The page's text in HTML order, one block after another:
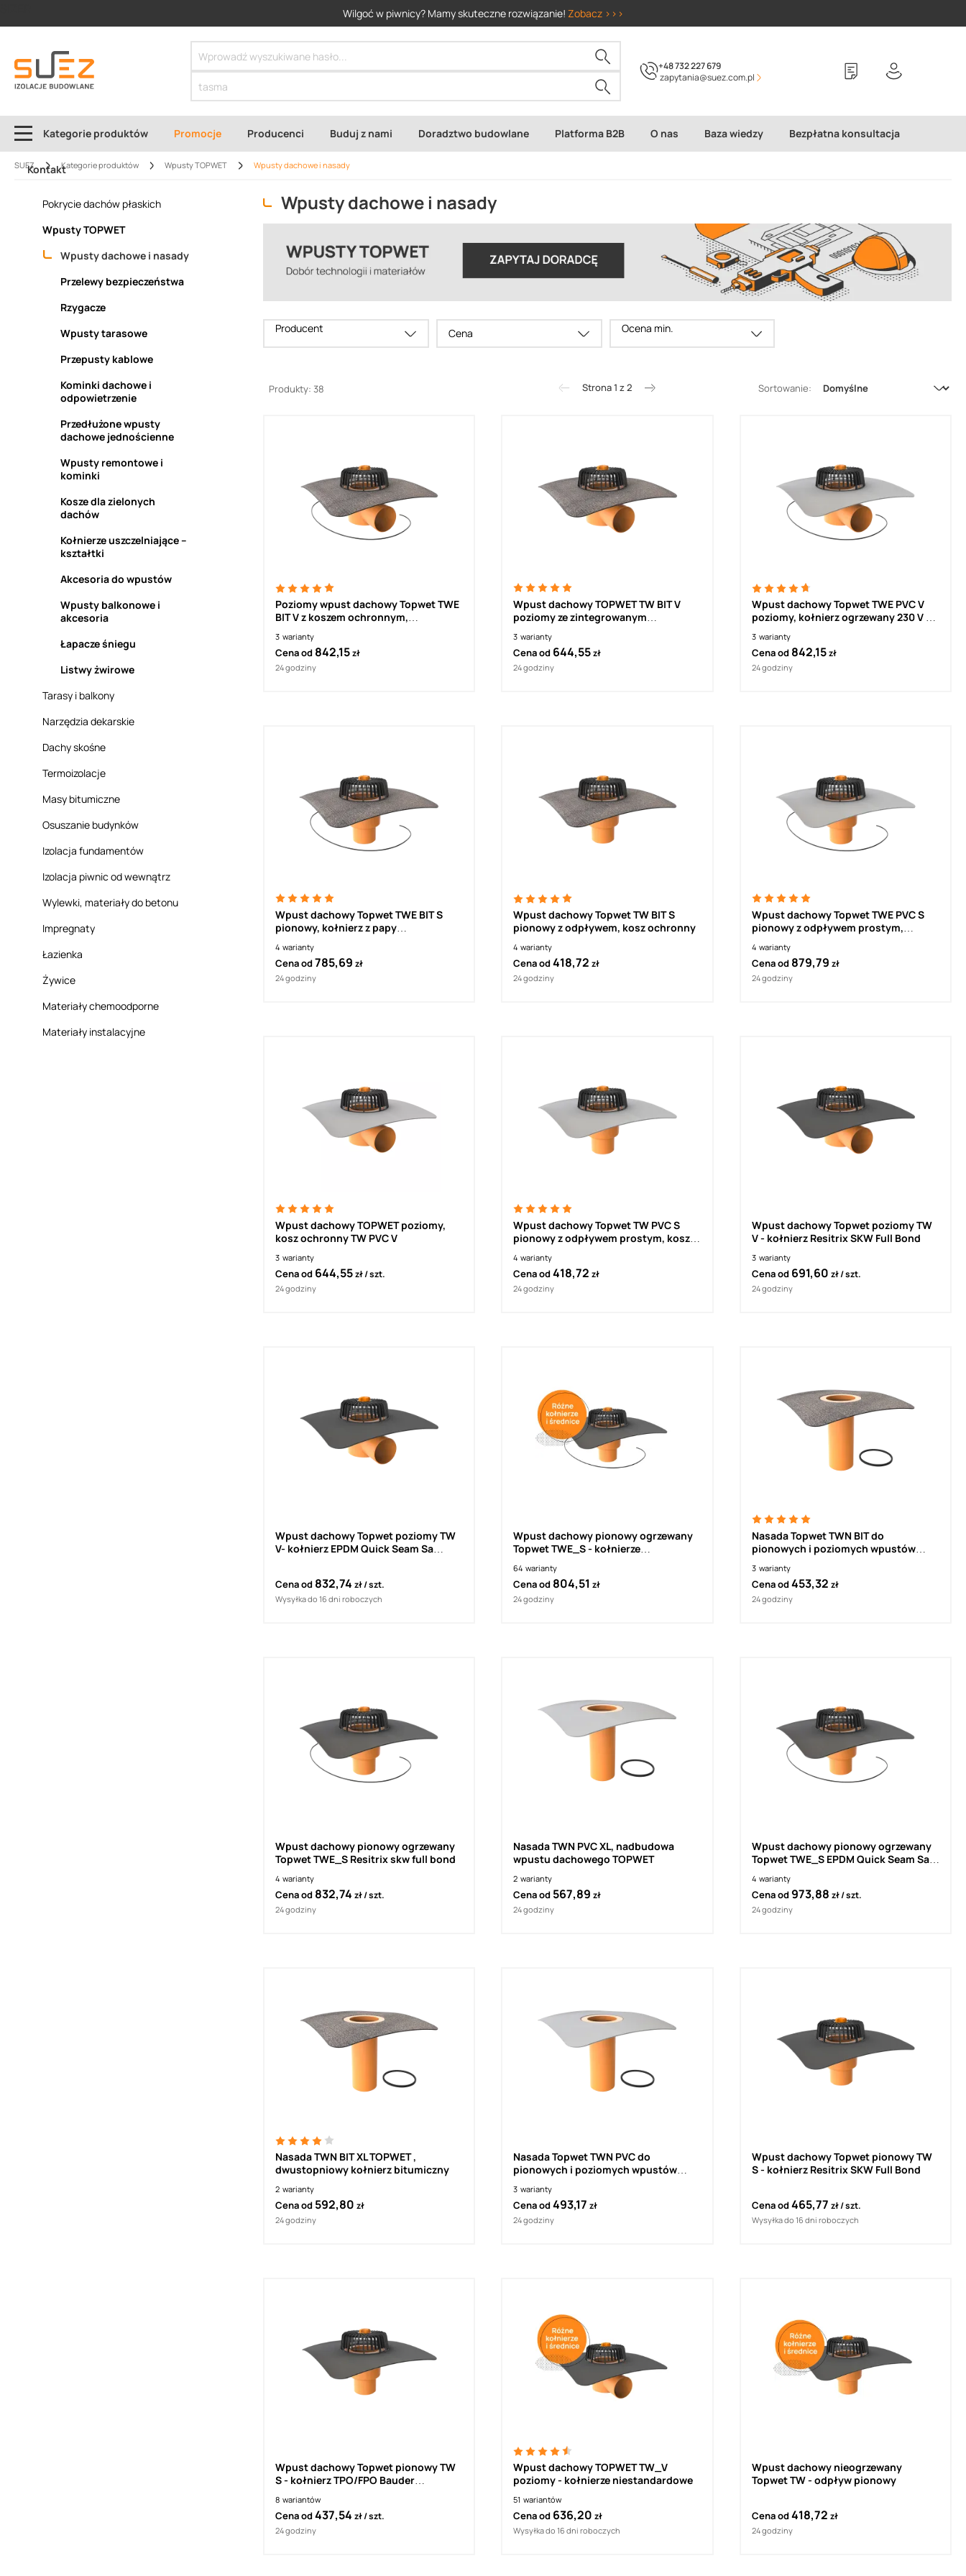
Wilgoć w piwnicy? Mamy skuteczne rozwiązanie! Zobacz >>>
+48 732 227 679
zapytania@suez.com.pl
Kategorie produktów Promocje Producenci Buduj z nami Doradztwo budowlane Platforma B2B O nas Baza wiedzy Bezpłatna konsultacja
Kontakt
SUEZ Kategorie produktów Wpusty TOPWET Wpusty dachowe i nasady
Pokrycie dachów płaskich
Wpusty TOPWET
Wpusty dachowe i nasady
Przelewy bezpieczeństwa
Rzygacze
Wpusty tarasowe
Przepusty kablowe
Kominki dachowe i
odpowietrzenie
Przedłużone wpusty
dachowe jednościenne
Wpusty remontowe i
kominki
Kosze dla zielonych
dachów
Kołnierze uszczelniające –
kształtki
Akcesoria do wpustów
Wpusty balkonowe i
akcesoria
Łapacze śniegu
Listwy żwirowe
Tarasy i balkony
Narzędzia dekarskie
Dachy skośne
Termoizolacje
Masy bitumiczne
Osuszanie budynków
Izolacja fundamentów
Izolacja piwnic od wewnątrz
Wylewki, materiały do betonu
Impregnaty
Łazienka
Żywice
Materiały chemoodporne
Materiały instalacyjne
Wpusty dachowe i nasady
Producent Cena Ocena min.
Produkty: 38 Strona 1 z 2 Sortowanie:
Poziomy wpust dachowy Topwet TWE
BIT V z koszem ochronnym,
3 warianty
Cena od 842,15zł
24 godziny
Wpust dachowy TOPWET TW BIT V
poziomy ze zintegrowanym
3 warianty
Cena od 644,55zł
24 godziny
Wpust dachowy Topwet TWE PVC V
poziomy, kołnierz ogrzewany 230 V z
3 warianty
Cena od 842,15zł
24 godziny
Wpust dachowy Topwet TWE BIT S
pionowy, kołnierz z papy
ocieplony, z koszem ochronnym,
ogrzewany 230 V z kablem
przyłączającym
4 warianty
Cena od785,69 zł
24 godziny
Wpust dachowy Topwet TW BIT S
pionowy z odpływem, kosz ochronny
4 warianty
Cena od418,72zł
24 godziny
Wpust dachowy Topwet TWE PVC S
pionowy z odpływem prostym,
4 warianty
Cena od 879,79 zł
24 godziny
Wpust dachowy TOPWET poziomy,
kosz ochronny TW PVC V
3 warianty
Cena od 644,55zł szt.
24 godziny
Wpust dachowy Topwet TW PVC S
pionowy z odpływem prostym, kosz
4 warianty
Cena od418,72zł
24 godziny
Wpust dachowy Topwet poziomy TW
V - kołnierz Resitrix SKW Full Bond
3 warianty
Cena od 691,60 zł szt.
24 godziny
Wpust dachowy Topwet poziomy TW
V- kołnierz EPDM Quick Seam Sa
Cena od 832,74 zł szt.
Wysyłka do 16 dni roboczych
Wpust dachowy pionowy ogrzewany
Topwet TWE_S - kołnierze
64 warianty
Cena od 804,51zł
24 godziny
Nasada Topwet TWN BIT do
pionowych i poziomych wpustów
uszczelniającym i kołnierzem
bitumicznym
3 warianty
Cena od453,32 zł
24 godziny
Wpust dachowy pionowy ogrzewany
Topwet TWE_S Resitrix skw full bond
4 warianty
Cena od 832,74 zł szt.
24 godziny
Nasada TWN PVC XL, nadbudowa
wpustu dachowego TOPWET
2 warianty
Cena od 567,89zł
24 godziny
Wpust dachowy pionowy ogrzewany
Topwet TWE_S EPDM Quick Seam Sa
4 warianty
Cena od973,88 zł szt.
24 godziny
Nasada TWN BIT XL TOPWET ,
dwustopniowy kołnierz bitumiczny
2 warianty
Cena od 592,80 zł
24 godziny
Nasada Topwet TWN PVC do
pionowych i poziomych wpustów
3 warianty
Cena od493,17zł
24 godziny
Wpust dachowy Topwet pionowy TW
S - kołnierz Resitrix SKW Full Bond
Cena od465,77 zł szt.
Wysyłka do 16 dni roboczych
Wpust dachowy Topwet pionowy TW
S - kołnierz TPO/FPO Bauder
Thermoplan T
8 wariantów
Cena od437,54 zł szt.
24 godziny
Wpust dachowy TOPWET TW_V
poziomy - kołnierze niestandardowe
51 wariantów
Cena od 636,20zł
Wysyłka do 16 dni roboczych
Wpust dachowy nieogrzewany
Topwet TW - odpływ pionowy
Cena od418,72 zł
24 godziny